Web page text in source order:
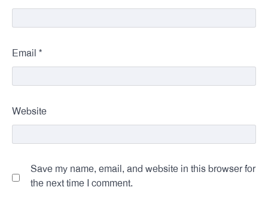
Email *
Website
Save my name, email, and website in this browser for
the next time I comment.